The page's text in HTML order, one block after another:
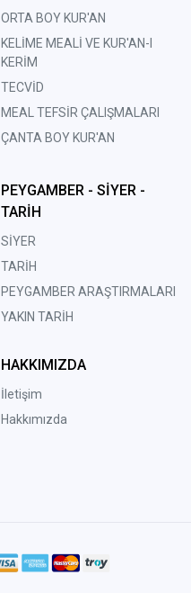
ORTA BOY KUR'AN
KELİME MEALİ VE KUR'AN-I
KERİM
TECVİD
MEAL TEFSİR ÇALIŞMALARI
ÇANTA BOY KUR'AN
PEYGAMBER - SİYER -
TARİH
SİYER
TARİH
PEYGAMBER ARAŞTIRMALARI
YAKIN TARİH
HAKKIMIZDA
İletişim
Hakkımızda